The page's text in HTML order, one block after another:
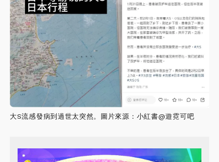
大S流感發病到過世太突然。圖片來源：小紅書@遊霓可吧